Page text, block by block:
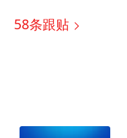
58条跟贴